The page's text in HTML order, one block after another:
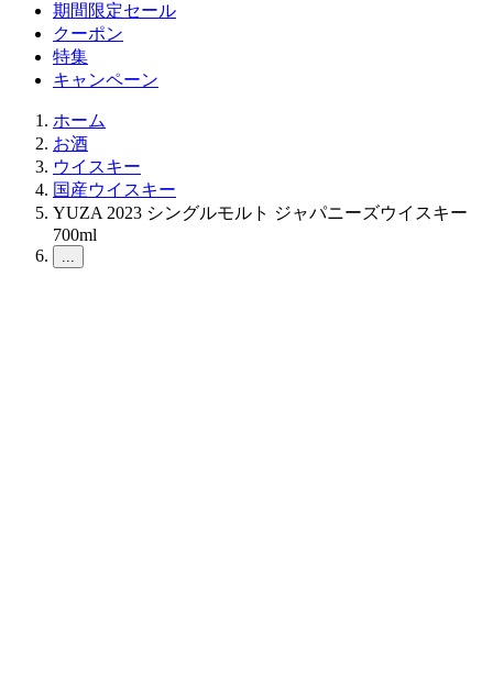
期間限定セール
クーポン
特集
キャンペーン
ホーム
お酒
ウイスキー
国産ウイスキー
YUZA 2023 シングルモルト ジャパニーズウイスキー
700ml
...